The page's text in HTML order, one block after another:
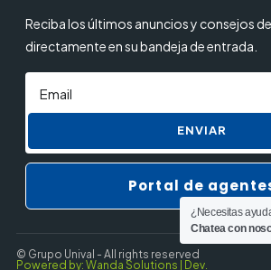
Reciba los últimos anuncios y consejos
directamente en su bandeja de entrada.
ENVIAR
Portal de
© Grupo Unival - All rights reserved
Powered by: Wanda Solutions | Dev.
¿Necesitas
Chatea con